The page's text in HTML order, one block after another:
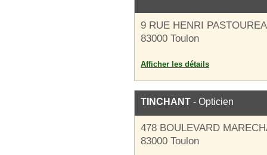
9 RUE HENRI
83000 Toulon
Afficher les détails
TINCHANT - Opticien
478 BOULEVARD
83000 Toulon